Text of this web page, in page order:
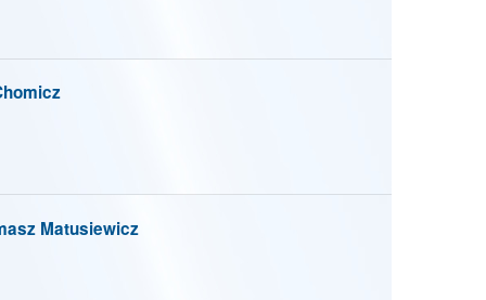
Matusiewicz